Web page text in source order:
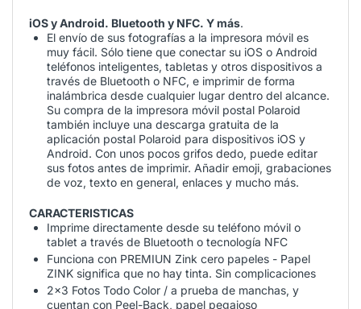
iOS y Android. Bluetooth y NFC. Y más.
El envío de sus fotografías a la impresora móvil es
muy fácil. Sólo tiene que conectar su iOS o Android
teléfonos inteligentes, tabletas y otros dispositivos a
través de Bluetooth o NFC, e imprimir de forma
inalámbrica desde cualquier lugar dentro del alcance.
Su compra de la impresora móvil postal Polaroid
también incluye una descarga gratuita de la
aplicación postal Polaroid para dispositivos iOS y
Android. Con unos pocos grifos dedo, puede editar
sus fotos antes de imprimir. Añadir emoji, grabaciones
de voz, texto en general, enlaces y mucho más.
CARACTERISTICAS
Imprime directamente desde su teléfono móvil o
tablet a través de Bluetooth o tecnología NFC
Funciona con PREMIUN Zink cero papeles - Papel
ZINK significa que no hay tinta. Sin complicaciones
2x3 Fotos Todo Color / a prueba de manchas, y
cuentan con Peel-Back, papel pegajoso